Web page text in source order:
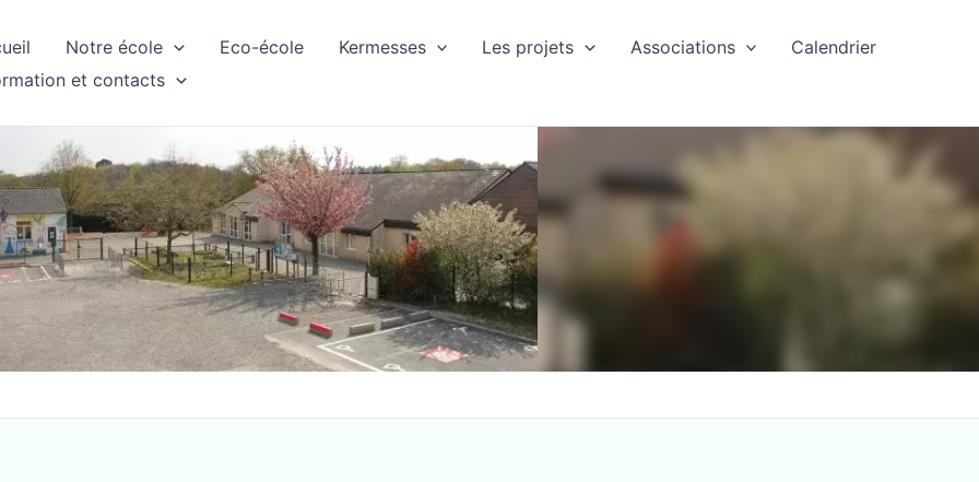
Notre école Eco-école Kermesses Les projets Associations
Calendrier
et contacts